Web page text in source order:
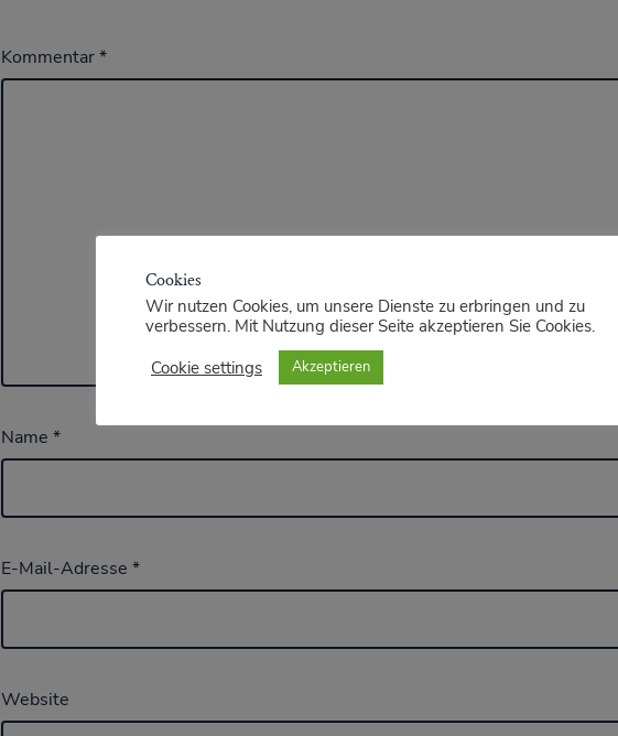
Kommentar*
Name *
E-Mail-Adresse *
Website
Cookies
Wir nutzen Cookies, um unsere Dienste zu erbringen und zu
verbessern. Mit Nutzung dieser Seite akzeptieren Sie Cookies.
Cookie settings
Akzeptieren